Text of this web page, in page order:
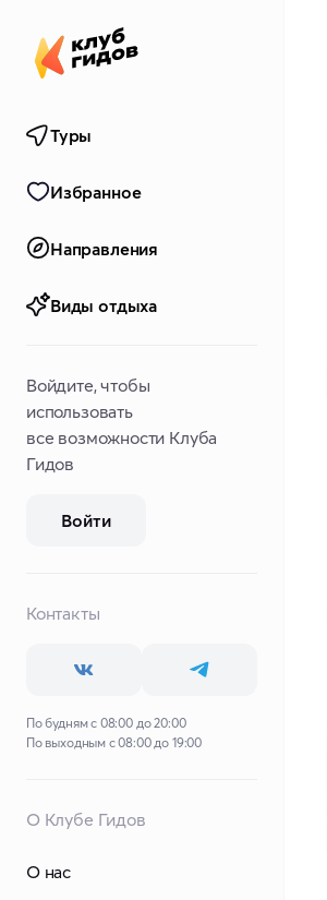
Туры
Избранное
Направления
Виды отдыха
Войдите, чтобы
использовать
все возможности Клуба
Гидов
Войти
Контакты
По будням с 08:00 до 20:00
По выходным с 08:00 до 19:00
О Клубе Гидов
О нас